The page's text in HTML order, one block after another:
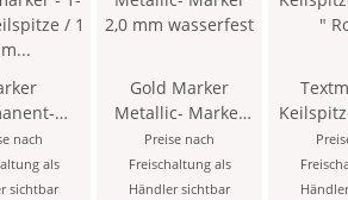
- 1-
/ 1
-
nach
als
sichtbar
Gold Marker
Metallic- Marker
2,0 mm wasserfest
Preise nach
Freischaltung als
Händler sichtbar